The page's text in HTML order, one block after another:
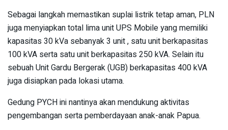
Sebagai langkah memastikan suplai listrik tetap aman, PLN
juga menyiapkan total lima unit UPS Mobile yang memiliki
kapasitas 30 kVa sebanyak 3 unit , satu unit berkapasitas
100 kVA serta satu unit berkapasitas 250 kVA. Selain itu
sebuah Unit Gardu Bergerak (UGB) berkapasitas 400 kVA
juga disiapkan pada lokasi utama.
Gedung PYCH ini nantinya akan mendukung aktivitas
pengembangan serta pemberdayaan anak-anak Papua.